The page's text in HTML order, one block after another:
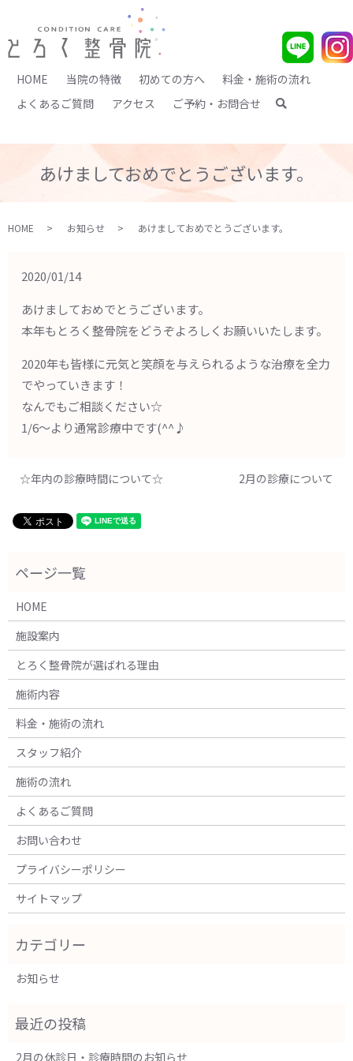
HOME 当院の特徴 初めての方へ
料金・施術の流れ
よくあるご質問
アクセス ご予約・お問合せ search
あけましておめでとうございます。
HOME お知らせ あけましておめでとうございます。
2020/01/14
あけましておめでとうございます。
本年もとろく整骨院をどうぞよろしくお願いいたします。
2020年も皆様に元気と笑顔を与えられるような治療を全力
でやっていきます！
なんでもご相談ください☆
1/6～より通常診療中です(^^♪
☆年内の診療時間について☆ 2月の診療について
HOME
施設案内
とろく整骨院が選ばれる理由
施術内容
料金・施術の流れ
スタッフ紹介
施術の流れ
よくあるご質問
お問い合わせ
プライバシーポリシー
サイトマップ
お知らせ
2月の休診日・診療時間のお知らせ